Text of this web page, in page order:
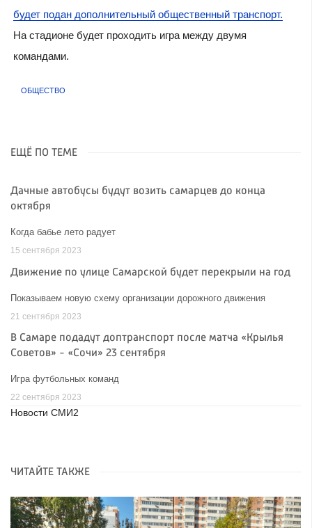
будет подан дополнительный общественный транспорт.
На стадионе будет проходить игра между двумя
командами.
ОБЩЕСТВО
ЕЩЁ ПО ТЕМЕ
Дачные автобусы будут возить самарцев до конца
октября
Когда бабье лето радует
15 сентября 2023
Движение по улице Самарской будет перекрыли на год
Показываем новую схему организации дорожного движения
21 сентября 2023
В Самаре подадут доптранспорт после матча «Крылья
Советов» - «Сочи» 23 сентября
Игра футбольных команд
22 сентября 2023
Новости СМИ2
ЧИТАЙТЕ ТАКЖЕ